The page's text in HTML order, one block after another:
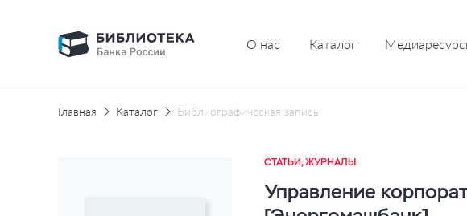
О нас Каталог
Главная Каталог Библиографическая запись
СТАТЬИ, ЖУРНАЛЫ
Управление